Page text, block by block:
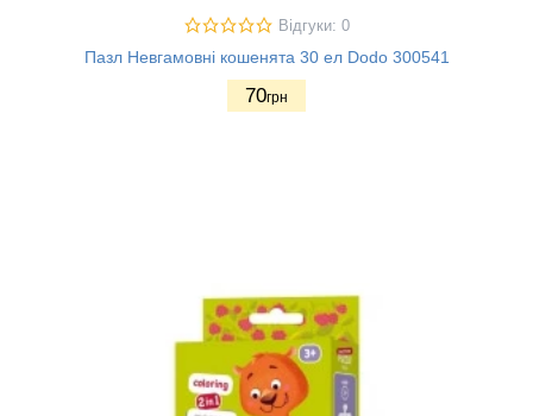
Відгуки: 0
Пазл Невгамовні кошенята 30 ел Dodo 300541
70грн